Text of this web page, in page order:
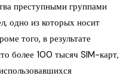
преступными группами
одно из которых носит
того, в результате
более 100 тысяч SIM-карт,